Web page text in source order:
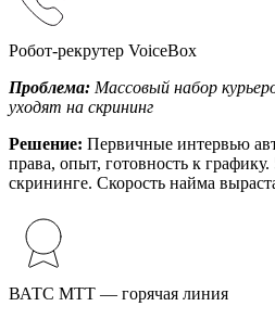
Робот-рекрутер VoiceBox
Проблема: Массовый набор
уходят на скрининг
Решение: Первичные интервью
права, опыт, готовность к
скрининге. Скорость найма
ВАТС МТТ — горячая линия